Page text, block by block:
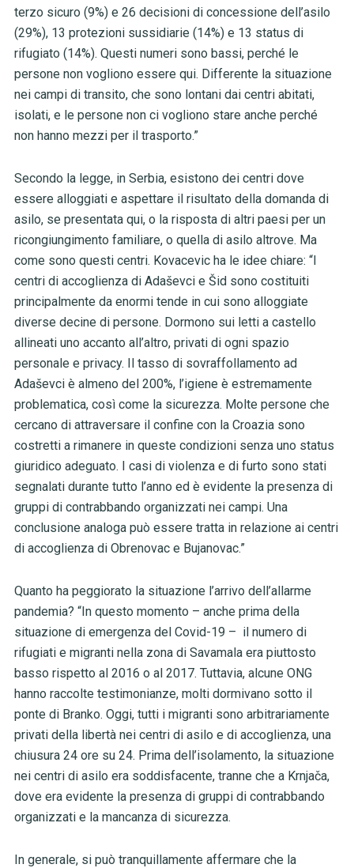
terzo sicuro (9%) e 26 decisioni di concessione dell’asilo
(29%), 13 protezioni sussidiarie (14%) e 13 status di
rifugiato (14%). Questi numeri sono bassi, perché le
persone non vogliono essere qui. Differente la situazione
nei campi di transito, che sono lontani dai centri abitati,
isolati, e le persone non ci vogliono stare anche perché
non hanno mezzi per il trasporto.”
Secondo la legge, in Serbia, esistono dei centri dove
essere alloggiati e aspettare il risultato della domanda di
asilo, se presentata qui, o la risposta di altri paesi per un
ricongiungimento familiare, o quella di asilo altrove. Ma
come sono questi centri. Kovacevic ha le idee chiare: “I
centri di accoglienza di Adaševci e Šid sono costituiti
principalmente da enormi tende in cui sono alloggiate
diverse decine di persone. Dormono sui letti a castello
allineati uno accanto all’altro, privati di ogni spazio
personale e privacy. Il tasso di sovraffollamento ad
Adaševci è almeno del 200%, l’igiene è estremamente
problematica, così come la sicurezza. Molte persone che
cercano di attraversare il confine con la Croazia sono
costretti a rimanere in queste condizioni senza uno status
giuridico adeguato. I casi di violenza e di furto sono stati
segnalati durante tutto l’anno ed è evidente la presenza di
gruppi di contrabbando organizzati nei campi. Una
conclusione analoga può essere tratta in relazione ai centri
di accoglienza di Obrenovac e Bujanovac.”
Quanto ha peggiorato la situazione l’arrivo dell’allarme
pandemia? “In questo momento – anche prima della
situazione di emergenza del Covid-19 – il numero di
rifugiati e migranti nella zona di Savamala era piuttosto
basso rispetto al 2016 o al 2017. Tuttavia, alcune ONG
hanno raccolte testimonianze, molti dormivano sotto il
ponte di Branko. Oggi, tutti i migranti sono arbitrariamente
privati della libertà nei centri di asilo e di accoglienza, una
chiusura 24 ore su 24. Prima dell’isolamento, la situazione
nei centri di asilo era soddisfacente, tranne che a Krnjača,
dove era evidente la presenza di gruppi di contrabbando
organizzati e la mancanza di sicurezza.
In generale, si può tranquillamente affermare che la